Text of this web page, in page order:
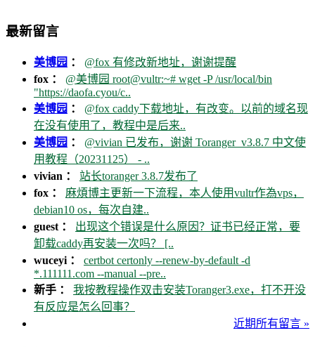
最新留言
美博园 ： @fox 有修改新地址，谢谢提醒
fox ： @美博园 root@vultr:~# wget -P /usr/local/bin
"https://daofa.cyou/c..
美博园 ： @fox caddy下载地址，有改变。以前的域名现
在没有使用了，教程中是后来..
美博园 ： @vivian 已发布，谢谢 Toranger_v3.8.7 中文使
用教程（20231125） - ..
vivian ： 站长toranger 3.8.7发布了
fox ： 麻煩博主更新一下流程，本人使用vultr作為vps，
debian10 os，每次自建..
guest ： 出现这个错误是什么原因？证书已经正常，要
卸载caddy再安装一次吗？ [..
wuceyi ： certbot certonly --renew-by-default -d
*.111111.com --manual --pre..
新手 ： 我按教程操作双击安装Toranger3.exe，打不开没
有反应是怎么回事？
近期所有留言 »